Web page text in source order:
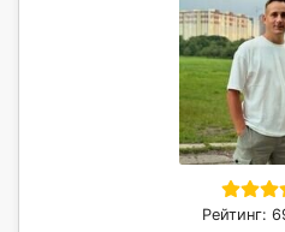
Рейтинг: